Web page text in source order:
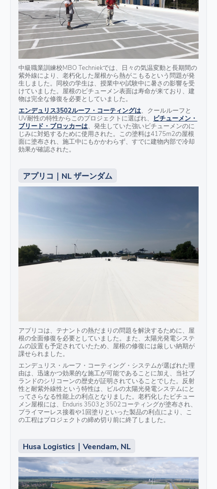
中級職業訓練校MBO Techniekでは、日々の気温変動と長期間の
紫外線により、老朽化した屋根から熱がこもるという問題が発
生しました。同校の学生は、授業中や試験中に暑さの影響を受
けていました。屋根のビチューメン表面は寿命が来ており、建
物は完全な修復を必要としていました。
エンデュリス3502ルーフ・コーティングは 、クールルーフと
UV耐性の特性からこのプロジェクトに選ばれ、 ビチューメン・
ブリード・ブロッカーは 、発生していた強いビチューメンのに
じみに対処するために使用された。この塗料は4175m2の屋根
面に塗布され、施工中にもかかわらず、すでに建物内部で冷却
効果が確認された。
アプリコ｜NL ザーンダム
アプリコは、テナントの熱だまりの問題を解決するために、屋
根の全面修復を必要としていました。また、太陽光発電システ
ムの設置も予定されていたため、屋根の修復には厳しい納期が
課せられました。
エンデュリス・ルーフ・コーティング・システムが選ばれた理
由は、迅速かつ効果的な施工が可能であることに加え、当社ブ
ランドのシリコーンの歴史が証明されていることでした。反射
性と耐紫外線性という特性は、ビルの太陽光発電システムにと
ってさらなる性能上の利点となりました。老朽化したビチュー
メン屋根には、Enduris 3503と3502コーティングが塗布され、
プライマーレス接着や1回塗りといった製品の利点により、こ
の工程はプロジェクトの締め切り前に終了しました。
Husa Logistics｜Veendam, NL